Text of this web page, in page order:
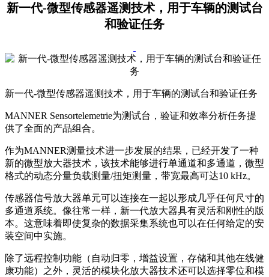
新一代-微型传感器遥测技术，用于车辆的测试台
和验证任务
新一代-微型传感器遥测技术，用于车辆的测试台和验证任务
MANNER Sensortelemetrie为测试台，验证和效率分析任务提
供了全面的产品组合。
作为MANNER测量技术进一步发展的结果，已经开发了一种
新的微型放大器技术，该技术能够进行单通道和多通道，微型
格式的动态分量负载测量/扭矩测量，带宽最高可达10 kHz。
传感器信号放大器单元可以连接在一起以形成几乎任何尺寸的
多通道系统。像往常一样，新一代放大器具有灵活和刚性的版
本。这意味着即使复杂的数据采集系统也可以在任何给定的安
装空间中实施。
除了远程控制功能（自动归零，增益设置，存储和其他在线健
康功能）之外，灵活的模块化放大器技术还可以选择零位和模